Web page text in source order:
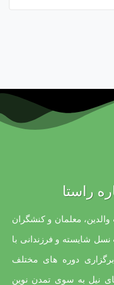
راستا
معلمان و کنشگران
نسل شایسته و فرزندانی با
دوره های مختلف
نیل به سوی تمدن نوین